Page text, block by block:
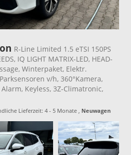
R-Line Limited 1.5 eTSI 150PS
IQ LIGHT MATRIX-LED, HEAD-
Winterpaket, Elektr.
v/h, 360°Kamera,
Keyless, 3Z-Climatronic,
Lieferzeit: 4 - 5 Monate , Neuwagen